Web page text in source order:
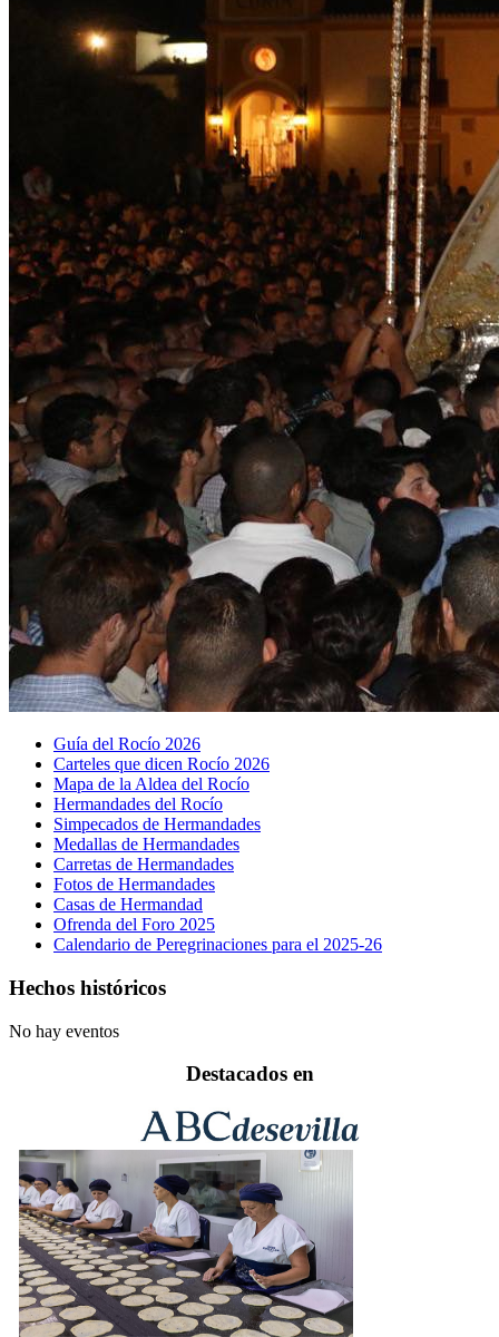
Guía del Rocío 2026
Carteles que dicen Rocío 2026
Mapa de la Aldea del Rocío
Hermandades del Rocío
Simpecados de Hermandades
Medallas de Hermandades
Carretas de Hermandades
Fotos de Hermandades
Casas de Hermandad
Ofrenda del Foro 2025
Calendario de Peregrinaciones para el 2025-26
Hechos históricos
No hay eventos
Destacados en